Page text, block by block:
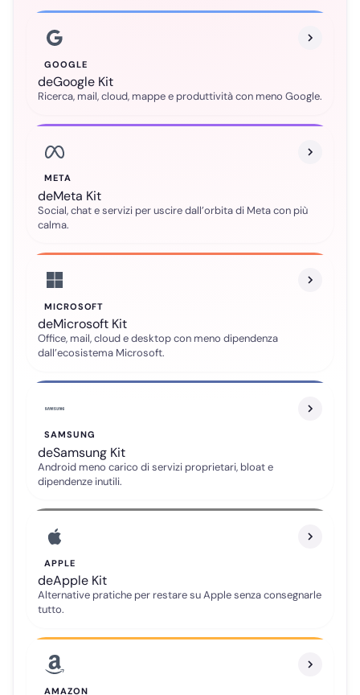
GOOGLE
deGoogle Kit
Ricerca, mail, cloud, mappe e produttività con meno Google.
META
deMeta Kit
Social, chat e servizi per uscire dall’orbita di Meta con più
calma.
MICROSOFT
deMicrosoft Kit
Office, mail, cloud e desktop con meno dipendenza
dall’ecosistema Microsoft.
SAMSUNG
deSamsung Kit
Android meno carico di servizi proprietari, bloat e
dipendenze inutili.
APPLE
deApple Kit
Alternative pratiche per restare su Apple senza consegnarle
tutto.
AMAZON
Telegram
Gruppo ufficiale